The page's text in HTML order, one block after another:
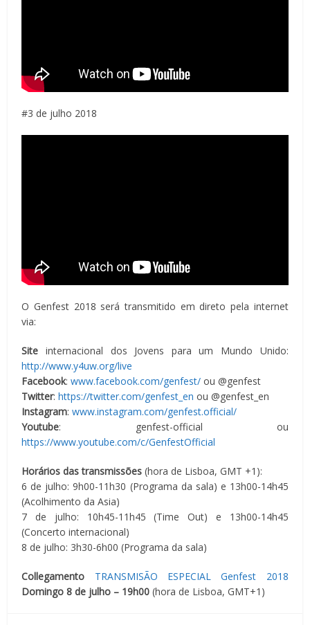
#3 de julho 2018
O Genfest 2018 será transmitido em direto pela internet
via:
Site internacional dos Jovens para um Mundo Unido:
http://www.y4uw.org/live
Facebook:www.facebook.com/genfest/ ou @genfest
Twitter:https://twitter.com/genfest_en ou @genfest_en
Instagram:www.instagram.com/genfest.official/
Youtube: genfest-official ou
https://www.youtube.com/c/GenfestOfficial
Horários das transmissões (hora de Lisboa, GMT +1):
6 de julho: 9h00-11h30 (Programa da sala) e 13h00-14h45
(Acolhimento da Asia)
7 de julho: 10h45-11h45 (Time Out) e 13h00-14h45
(Concerto internacional)
8 de julho: 3h30-6h00 (Programa da sala)
Collegamento
TRANSMISÃO ESPECIAL Genfest 2018
Domingo 8 de julho – 19h00(hora de Lisboa, GMT+1)